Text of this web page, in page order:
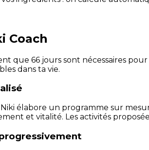
Coach
que 66 jours sont nécessaires
dans ta vie.
élabore un programme sur
et vitalité. Les activités